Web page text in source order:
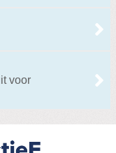
voor